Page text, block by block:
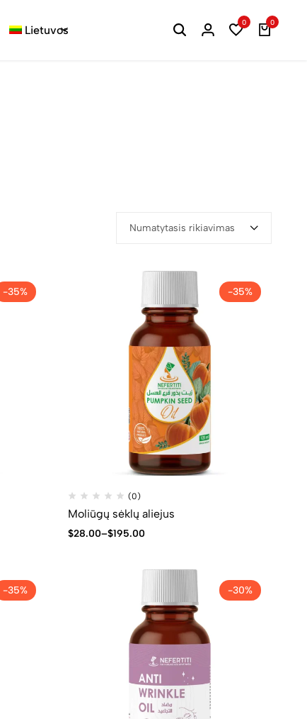
Lietuvos
0 0
Numatytasis rikiavimas
-35% -35%
(0)
Moliūgų sėklų aliejus
$28.00–$195.00
-35% -30%